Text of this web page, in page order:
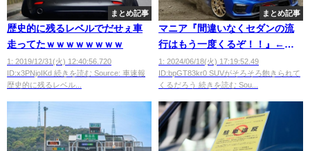
まとめ記事
歴史的に残るレベルでだせぇ車
走ってたｗｗｗｗｗｗｗｗ
1: 2019/12/31(火) 12:40:56.720
ID:x3PNjoIKd 続きを読む Source: 車速報
歴史的に残るレベル...
まとめ記事
マニア『間違いなくセダンの流
行はもう一度くるぞ！！』←こ
れｗｗｗｗｗ
1: 2024/06/18(火) 17:19:52.49
ID:bpGT83kr0 SUVがそろそろ飽きられて
くるだろう 続きを読む Sou...